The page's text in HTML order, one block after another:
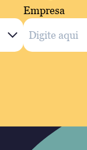
Empresa